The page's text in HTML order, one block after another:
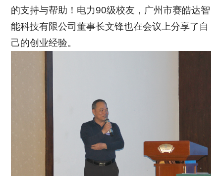
的支持与帮助！电力90级校友，广州市赛皓达智
能科技有限公司董事长文锋也在会议上分享了自
己的创业经验。